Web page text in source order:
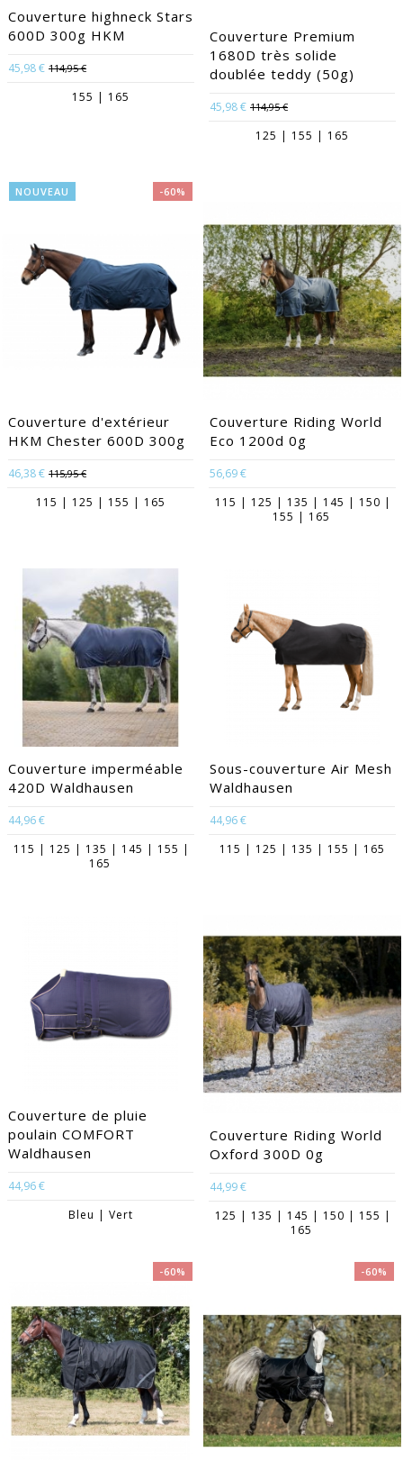
Couverture highneck Stars
600D 300g HKM
45,98 € 114,95 €
155 | 165
Couverture Premium
1680D très solide
doublée teddy (50g)
45,98 € 114,95 €
125 | 155 | 165
NOUVEAU -60%
Couverture d'extérieur
HKM Chester 600D 300g
46,38 € 115,95 €
115 | 125 | 155 | 165
Couverture Riding World
Eco 1200d 0g
56,69 €
115 | 125 | 135 | 145 | 150 |
155 | 165
Couverture imperméable
420D Waldhausen
44,96 €
115 | 125 | 135 | 145 | 155 |
165
Sous-couverture Air Mesh
Waldhausen
44,96 €
115 | 125 | 135 | 155 | 165
Couverture de pluie
poulain COMFORT
Waldhausen
44,96 €
Bleu | Vert
Couverture Riding World
Oxford 300D 0g
44,99 €
125 | 135 | 145 | 150 | 155 |
165
-60% -60%